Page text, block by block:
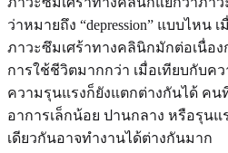
ว่าหมายถึง “depression” แบบไหน
ภาวะซึมเศร้าทางคลินิกมักต่อเนื่อง
การใช้ชีวิตมากกว่า เมื่อเทียบกับค
ความรุนแรงก็ยังแตกต่างกันได้ คนที่
อาการเล็กน้อย ปานกลาง หรือรุน
เดียวกันอาจทำงานได้ต่างกันมาก